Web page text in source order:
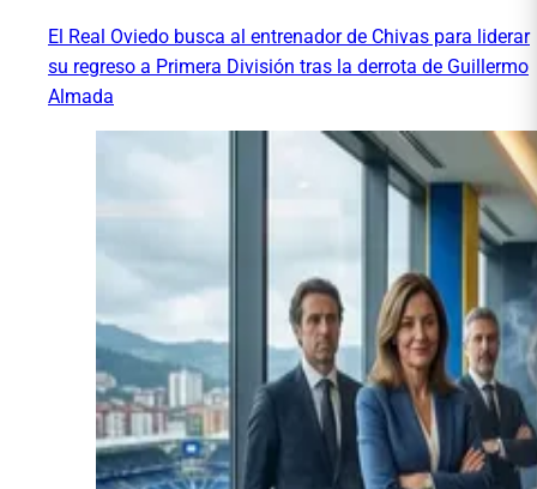
El Real Oviedo busca al entrenador de Chivas para liderar
su regreso a Primera División tras la derrota de Guillermo
Almada